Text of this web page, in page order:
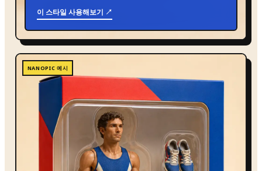
이 스타일 사용해보기 ↗
NANOPIC 예시